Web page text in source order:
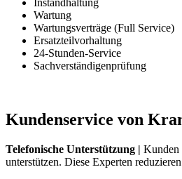
Instandhaltung
Wartung
Wartungsverträge (Full Service)
Ersatzteilvorhaltung
24-Stunden-Service
Sachverständigenprüfung
Kundenservice von
Telefonische Unterstützung | Kunden
unterstützen. Diese Experten